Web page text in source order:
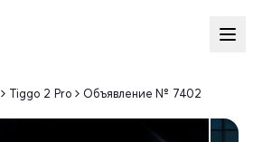
Tiggo 2 Pro Объявление № 7402